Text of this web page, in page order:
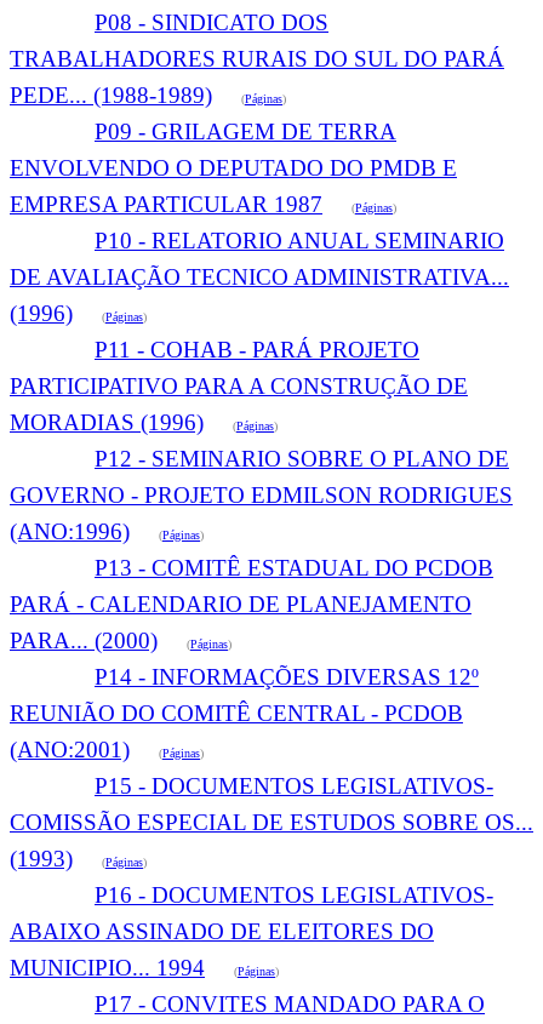
P08 - SINDICATO DOS
TRABALHADORES RURAIS DO SUL DO PARÁ
PEDE... (1988-1989) (Páginas)
P09 - GRILAGEM DE TERRA
ENVOLVENDO O DEPUTADO DO PMDB E
EMPRESA PARTICULAR 1987 (Páginas)
P10 - RELATORIO ANUAL SEMINARIO
DE AVALIAÇÃO TECNICO ADMINISTRATIVA...
(1996) (Páginas)
P11 - COHAB - PARÁ PROJETO
PARTICIPATIVO PARA A CONSTRUÇÃO DE
MORADIAS (1996) (Páginas)
P12 - SEMINARIO SOBRE O PLANO DE
GOVERNO - PROJETO EDMILSON RODRIGUES
(ANO:1996) (Páginas)
P13 - COMITÊ ESTADUAL DO PCDOB
PARÁ - CALENDARIO DE PLANEJAMENTO
PARA... (2000) (Páginas)
P14 - INFORMAÇÕES DIVERSAS 12º
REUNIÃO DO COMITÊ CENTRAL - PCDOB
(ANO:2001) (Páginas)
P15 - DOCUMENTOS LEGISLATIVOS-
COMISSÃO ESPECIAL DE ESTUDOS SOBRE OS...
(1993) (Páginas)
P16 - DOCUMENTOS LEGISLATIVOS-
ABAIXO ASSINADO DE ELEITORES DO
MUNICIPIO... 1994 (Páginas)
P17 - CONVITES MANDADO PARA O